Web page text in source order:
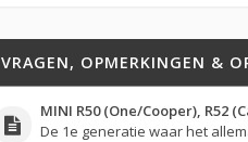
VRAGEN, OPMERKINGEN &
MINI R50 (One/Cooper), R52
De 1e generatie waar het